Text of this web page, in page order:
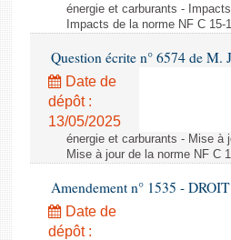
énergie et carburants -
Impacts de la norme NF C
Question écrite n° 6574 de M.
Date de
dépôt :
13/05/2025
énergie et carburants - Mise à
Mise à jour de la norme NF C
Amendement n° 1535 -
Date de
dépôt :